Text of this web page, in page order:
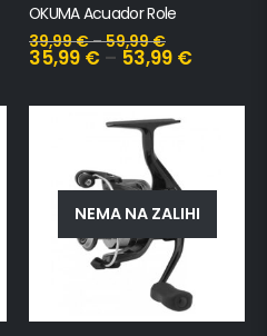
OKUMA Acuador Role
39,99€–59,99€
35,99 € – 53,99 €
NEMA NA ZALIHI